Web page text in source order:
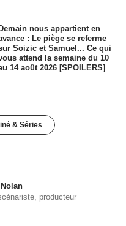
Demain nous appartient en
: Le piège se referme
Soizic et Samuel... Ce qui
attend la semaine du 10
14 août 2026 [SPOILERS]
& Séries
producteur